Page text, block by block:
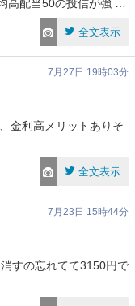
高配当50の投信が強 …
全文表示
7月27日 19時03分
金利高メリットありそ
全文表示
7月23日 15時44分
すの忘れてて3150円で